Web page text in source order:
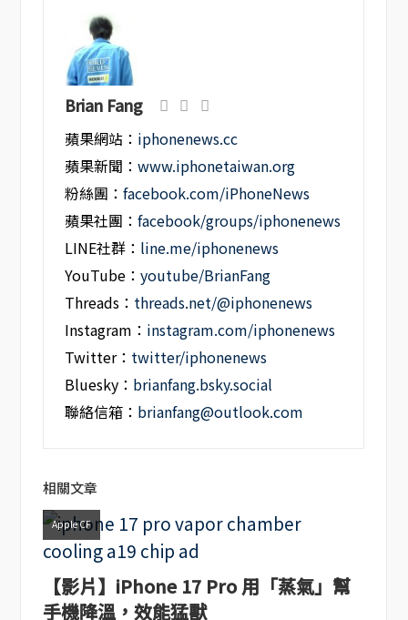
Brian Fang
蘋果網站： iphonenews.cc
蘋果新聞：www.iphonetaiwan.org
粉絲團：facebook.com/iPhoneNews
蘋果社團：facebook/groups/iphonenews
LINE社群： line.me/iphonenews
YouTube：youtube/BrianFang
Threads： threads.net/@iphonenews
Instagram： instagram.com/iphonenews
Twitter： twitter/iphonenews
Bluesky： brianfang.bsky.social
聯絡信箱： brianfang@outlook.com
相關文章
Apple CF
【影片】iPhone 17 Pro 用「蒸氣」幫
手機降溫，效能猛獸